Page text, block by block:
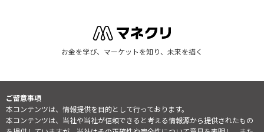
お金を学び、マーケットを知り、未来を描く
ご留意事項
本コンテンツは、情報提供を目的として行っております。
本コンテンツは、当社や当社が信頼できると考える情報源から提供されたもの